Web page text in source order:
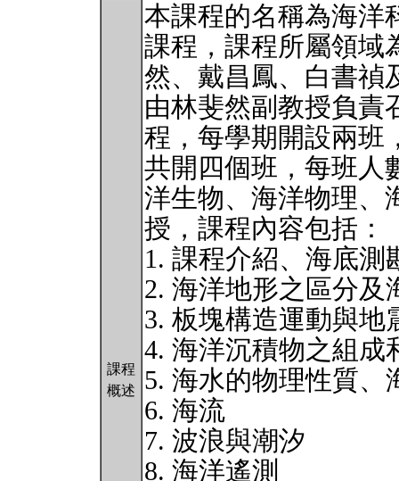
課程
概述
本課程的名稱為海洋
課程，課程所屬領域
然、戴昌鳳、白書禎
由林斐然副教授負責
程，每學期開設兩班
共開四個班，每班人
洋生物、海洋物理、
授，課程內容包括：
1. 課程介紹、海底測
2. 海洋地形之區分及
3. 板塊構造運動與地
4. 海洋沉積物之組成
5. 海水的物理性質、
6. 海流
7. 波浪與潮汐
8. 海洋遙測